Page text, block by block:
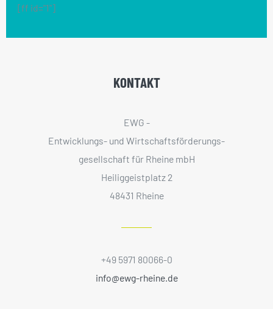
[ff id="1"]
KONTAKT
EWG -
Entwicklungs- und Wirtschaftsförderungs­
gesellschaft für Rheine mbH
Heiliggeistplatz 2
48431 Rheine
+49 5971 80066-0
info@ewg-rheine.de